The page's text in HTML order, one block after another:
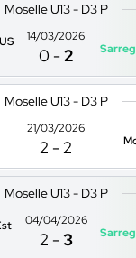
Moselle U13 - D3 P
14/03/2026
0 -2
Moselle U13 - D3 P
21/03/2026
2 -2
Moselle U13 - D3 P
04/04/2026
2 -3